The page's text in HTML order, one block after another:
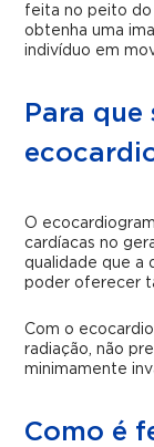
feita no peito
obtenha uma
indivíduo em
Para que
O
cardíacas no
qualidade que a
poder oferecer
Com o
radiação, não
minimamente
Como é